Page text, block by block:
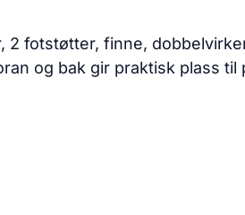
2 fotstøtter, finne,
og bak gir praktisk plass til